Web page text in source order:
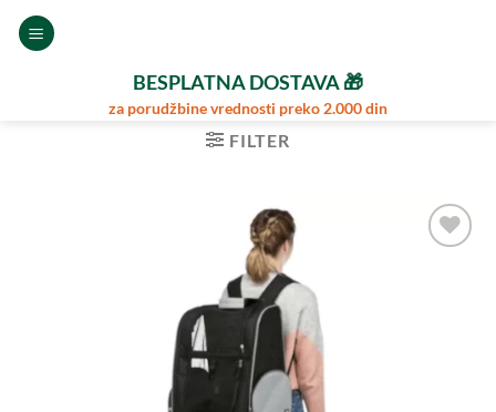
Preskoči
BESPLATNA DOSTAVA 🎁
za porudžbine vrednosti preko 2.000 din
FILTER